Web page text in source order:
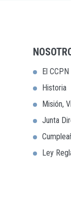
El CCPN
Historia
Misión,
Junta
Ley